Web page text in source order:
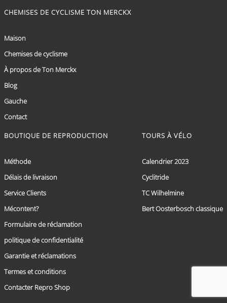
CHEMISES DE CYCLISME TON MERCKX
Maison
Chemises de cyclisme
À propos de Ton Merckx
Blog
Gauche
Contact
BOUTIQUE DE REPRODUCTION
Méthode
Délais de livraison
Service Clients
Mécontent?
Formulaire de réclamation
politique de confidentialité
Garantie et réclamations
Termes et conditions
Contacter Repro Shop
TOURS À VÉLO
Calendrier 2023
Cyclitride
TC Wilhelmine
Bert Oosterbosch classique